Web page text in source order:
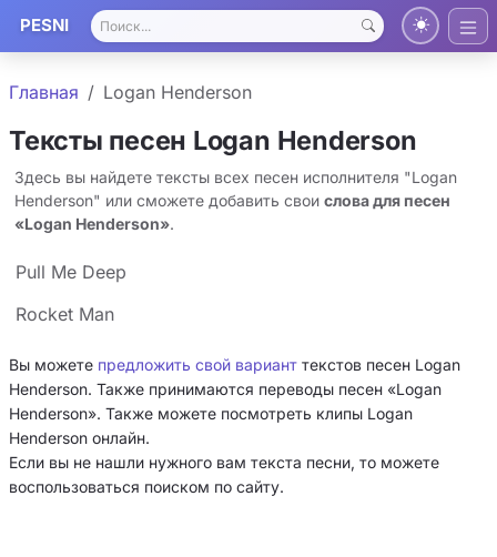
PESNI
Главная Logan Henderson
Тексты песен Logan Henderson
Здесь вы найдете тексты всех песен исполнителя "Logan
Henderson" или сможете добавить свои слова для песен
«Logan Henderson».
Pull Me Deep
Rocket Man
Вы можете предложить свой вариант текстов песен Logan
Henderson. Также принимаются переводы песен «Logan
Henderson». Также можете посмотреть клипы Logan
Henderson онлайн.
Если вы не нашли нужного вам текста песни, то можете
воспользоваться поиском по сайту.